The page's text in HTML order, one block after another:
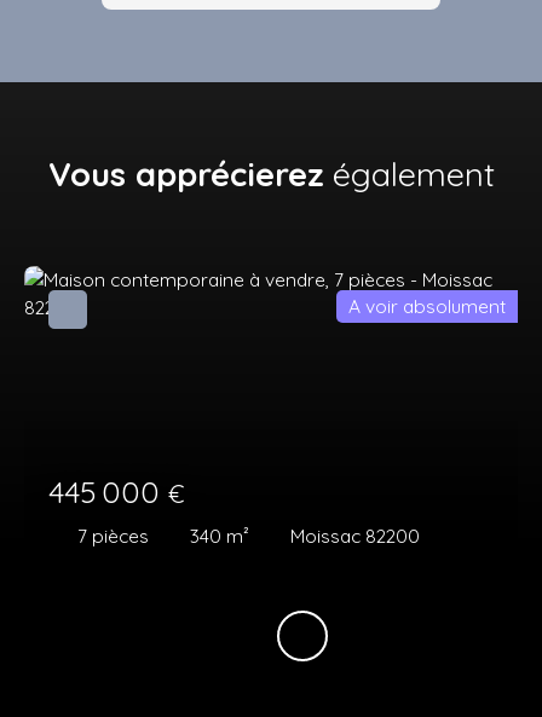
Vous apprécierez également
445 000 €
7 pièces 340 m² Moissac 82200
A voir absolument